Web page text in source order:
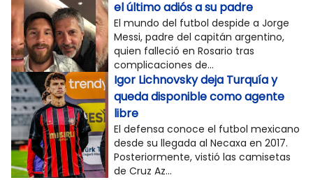
el último adiós a su padre
El mundo del futbol despide a Jorge
Messi, padre del capitán argentino,
quien falleció en Rosario tras
complicaciones de...
Igor Lichnovsky deja Turquía y
queda disponible como agente
libre
El defensa conoce el futbol mexicano
desde su llegada al Necaxa en 2017.
Posteriormente, vistió las camisetas
de Cruz Az...